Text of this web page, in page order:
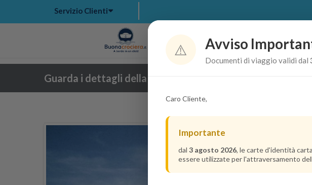
Servizio Clienti
Home Chi Siamo Offerte
Guarda i dettagli della crociera
⚠️ Avviso
Documenti di viaggio validi dal
Caro Cliente,
Importante
dal 3 agosto 2026, le carte d'identità
essere utilizzate per l'attraversamento